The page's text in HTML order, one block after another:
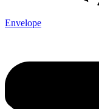
Envelope